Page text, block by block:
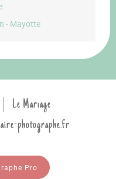
- Mayotte
Le Mariage
photographe.fr
Pro